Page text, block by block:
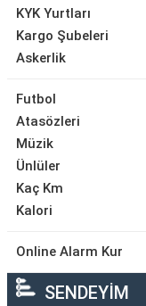
KYK Yurtları
Kargo Şubeleri
Askerlik
Futbol
Atasözleri
Müzik
Ünlüler
Kaç Km
Kalori
Online Alarm Kur
SENDEYİM